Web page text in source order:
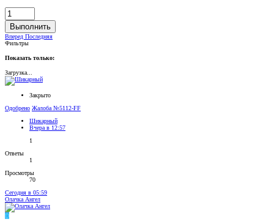
Выполнить
Вперед Последняя
Фильтры
Показать только:
Загрузка...
Закрыто
Одобрено Жалоба №5112-FF
Шикaрный
Вчера в 12:57
1
Ответы
1
Просмотры
70
Сегодня в 05:59
Олачка Ангел
D